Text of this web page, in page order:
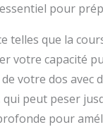
pour
telles que la
votre capacité
votre dos
peut peser
pour